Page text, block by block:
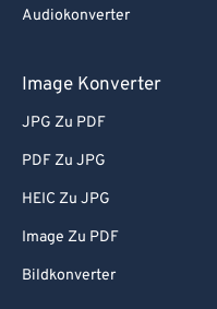
Audiokonverter
Image Konverter
JPG Zu PDF
PDF Zu JPG
HEIC Zu JPG
Image Zu PDF
Bildkonverter